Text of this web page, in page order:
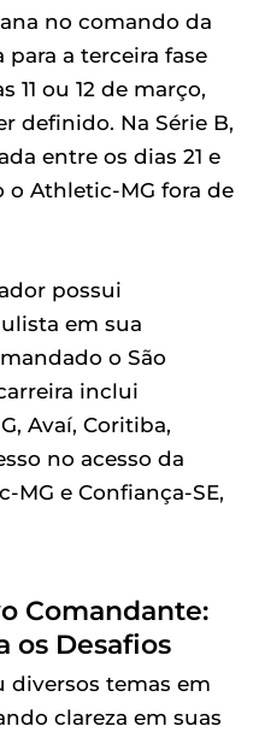
no comando da
a terceira fase
11 ou 12 de março,
definido. Na Série B,
entre os dias 21 e
o Athletic-MG fora de
possui
em sua
o São
inclui
Avaí, Coritiba,
no acesso da
MG e Confiança-SE,
Comandante:
os Desafios
diversos temas em
clareza em suas